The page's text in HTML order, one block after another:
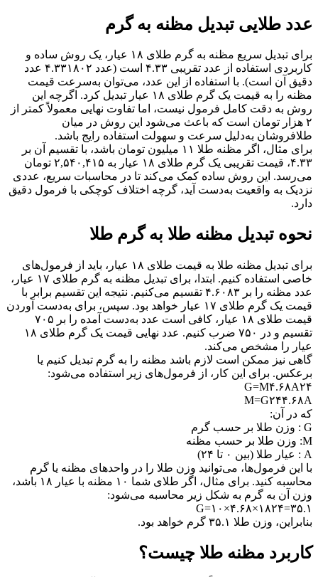
عدد طلایی تبدیل مظنه به گرم
برای تبدیل سریع مظنه به گرم طلای ۱۸ عیار، یک روش ساده و
کاربردی استفاده از عدد تقریبی ۴.۳۳ است (عدد ۴.۳۳۱۸۰۲ عدد
دقیق آن است). با استفاده از این عدد، می‌توان به‌سرعت قیمت
مظنه را به قیمت یک گرم طلای ۱۸ عیار تبدیل کرد. اگرچه این
روش به دقت کامل فرمول‌ نیست، اما تفاوت نهایی معمولاً کمتر از
۲ هزار تومان است که باعث می‌شود این روش در میان
طلافروشان به‌دلیل سرعت و سهولت استفاده رایج باشد.
برای مثال، اگر مظنه طلا ۱۱ میلیون تومان باشد، با تقسیم آن بر
۴.۳۳، قیمت تقریبی یک گرم طلای ۱۸ عیار به ۲,۵۴۰,۴۱۵ تومان
می‌رسد. این روش ساده کمک می‌کند تا در محاسبات سریع، عددی
نزدیک به واقعیت به‌دست آید، گرچه اختلاف کوچکی با فرمول دقیق
دارد.
نحوه تبدیل مظنه طلا به گرم طلا
برای تبدیل مظنه طلا به قیمت طلای ۱۸ عیار، باید از فرمول‌های
خاصی استفاده کنیم. ابتدا، برای تبدیل مظنه به گرم طلای ۱۷ عیار،
عدد مظنه را بر ۴.۶۰۸۳ تقسیم می‌کنیم. نتیجه این تقسیم برابر با
قیمت یک گرم طلای ۱۷ عیار خواهد بود. سپس، برای به‌دست آوردن
قیمت طلای ۱۸ عیار، کافی است عدد به‌دست آمده را بر ۷۰۵
تقسیم و در ۷۵۰ ضرب کنیم. عدد نهایی قیمت یک گرم طلای ۱۸
عیار را مشخص می‌کند.
گاهی نیز ممکن است لازم باشد مظنه را به گرم تبدیل کنیم یا
برعکس. برای این کار، از فرمول‌های زیر استفاده می‌شود:
G=M۴.۶۸A۲۴
M=G۲۴۴.۶۸A
که در آن:
G : وزن طلا بر حسب گرم
M: وزن طلا بر حسب مظنه
A : عیار طلا (بین ۰ تا ۲۴)
با این فرمول‌ها، می‌توانید وزن طلا را در واحدهای مظنه یا گرم
محاسبه کنید. برای مثال، اگر طلای شما ۱۰ مظنه با عیار ۱۸ باشد،
وزن آن به گرم به شکل زیر محاسبه می‌شود:
G=۱۰×۴.۶۸×۱۸۲۴=۳۵.۱
بنابراین، وزن طلا ۳۵.۱ گرم خواهد بود.
کاربرد مظنه طلا چیست؟